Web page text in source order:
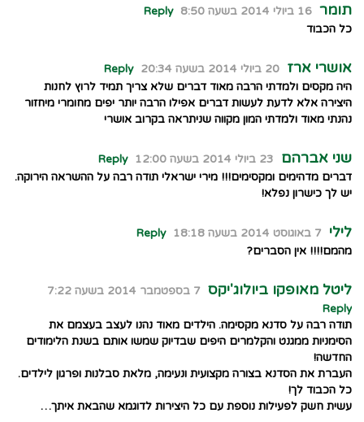
תומר 16 ביולי 2014 בשעה 8:50
Reply
כל הכבוד
אושרי ארז 20 ביולי 2014 בשעה 20:34
Reply
היה מקסים ולמדתי הרבה מאוד דברים שלא צריך תמיד לרוץ לחנות
היצירה אלא לדעת לעשות דברים אפילו הרבה יותר יפים מחומרי מיחזור
נהנתי מאוד ולמדתי המון מקווה שניתראה בקרוב אושרי
שני אברהם 23 ביולי 2014 בשעה 12:00
Reply
דברים מדהימים ומקסימים!!! מירי ישראלי תודה רבה על ההשראה הירוקה.
יש לך כישרון נפלא!
לילי 7 באוגוסט 2014 בשעה 18:18
Reply
מהמם!!!! אין הסברים?
ליטל מאופקו ביולוג'יקס
7 בספטמבר 2014 בשעה 7:22
Reply
תודה רבה על סדנא מקסימה. הילדים מאוד נהנו לעצב בעצמם את
הסימניות ממגנט והקלמרים היפים שבדיוק שמשו אותם בשנת הלימודים
החדשה!
העברת את הסדנא בצורה מקצועית ונעימה, מלאת סבלנות ופרגון לילדים.
כל הכבוד לך!
עשית חשק לפעילות נוספת עם כל היצירות לדוגמא שהבאת איתך…